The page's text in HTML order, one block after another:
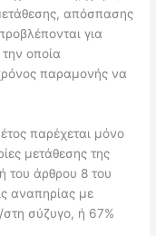
απόσπασης
για
οποία
παραμονής να
παρέχεται μόνο
μετάθεσης της
του άρθρου 8 του
αναπηρίας με
σύζυγο, ή 67%